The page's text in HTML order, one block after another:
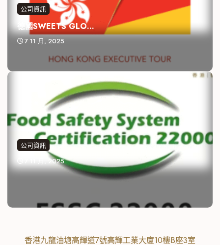
公司資訊
德國SWEETS GLO...
7 11 月, 2025
公司資訊
7 11 月, 2025
香港九龍油塘高輝道7號高輝工業大廈10樓B座3室